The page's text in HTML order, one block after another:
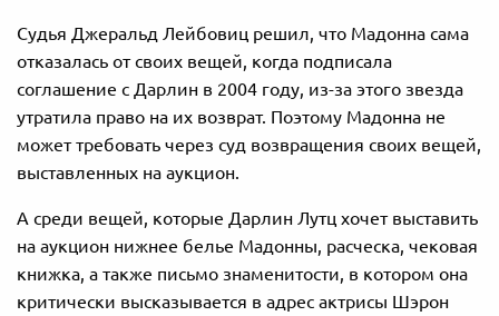
Судья Джеральд Лейбовиц решил, что Мадонна сама
отказалась от своих вещей, когда подписала
соглашение с Дарлин в 2004 году, из-за этого звезда
утратила право на их возврат. Поэтому Мадонна не
может требовать через суд возвращения своих вещей,
выставленных на аукцион.
А среди вещей, которые Дарлин Лутц хочет выставить
на аукцион нижнее белье Мадонны, расческа, чековая
книжка, а также письмо знаменитости, в котором она
критически высказывается в адрес актрисы Шэрон